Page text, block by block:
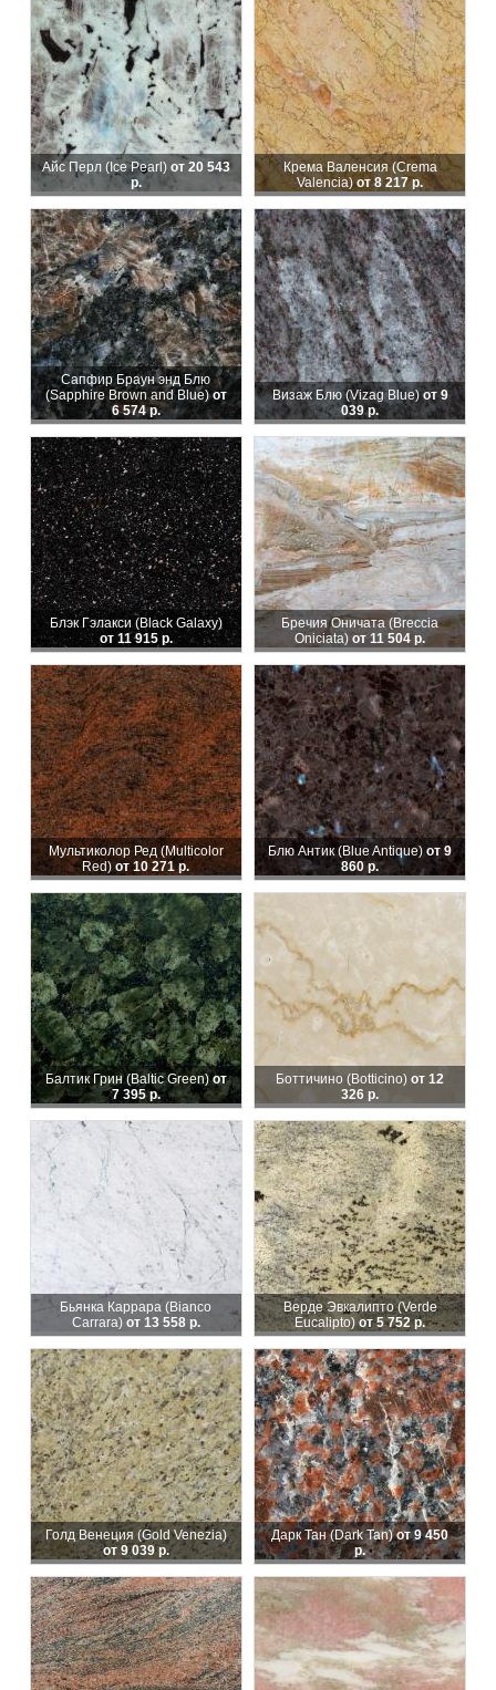
Айс Перл (Ice Pearl) от 20 543
р.
Крема Валенсия (Crema
Valencia)от 8 217 р.
Сапфир Браун энд Блю
(Sapphire Brown and Blue)от
6 574 р.
Визаж Блю (Vizag Blue)от 9
039 р.
Блэк Гэлакси (Black Galaxy)
от 11 915 р.
Бречия Оничата (Breccia
Oniciata) от 11 504 р.
Мультиколор Ред (Multicolor
Red)от 10 271 р.
Блю Антик (Blue Antique) от 9
860 р.
Балтик Грин (Baltic Green)от
7 395 р.
Боттичино (Botticino) от 12
326 р.
Бьянка Каррара (Bianco
Carrara) от 13 558 р.
Верде Эвкалипто (Verde
Eucalipto)от 5 752 р.
Голд Венеция (Gold Venezia)
от 9 039 р.
Дарк Тан (Dark Tan)от 9 450
р.